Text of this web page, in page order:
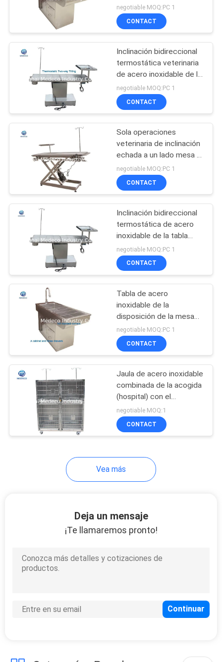
MAPA
SITIO
PRIVACY
POLICY
Luz de la sala de
operaciones
10
Luz Shadowless de
la operación
11
Lámpara del
examen médico
Mesa de
operaciones manual
Mesa de
eléctrica
obstétrica
mercados del agua
negotiable MOQ:PC 1
CONTACT
Inclinación bidireccional
termostática veterinaria
de acero inoxidable de la
mesa de operaciones
negotiable MOQ:PC 1
CONTACT
Sola operaciones
veterinaria de inclinación
echada a un lado mesa el
acero inoxidable 304
negotiable MOQ:PC 1
CONTACT
Inclinación bidireccional
termostática de acero
inoxidable de la tabla
quirúrgica veterinaria
negotiable MOQ:PC 1
CONTACT
Tabla de acero
inoxidable de la
disposición de la mesa
de operaciones del
veterinario de dos
mercados del agua
negotiable MOQ:PC 1
CONTACT
Jaula de acero inoxidable
combinada de la acogida
(hospital) con el
desplazamiento único de
la puerta diseñado
negotiable MOQ:1
CONTACT
Vea más
Deja un mensaje
¡Te llamaremos pronto!